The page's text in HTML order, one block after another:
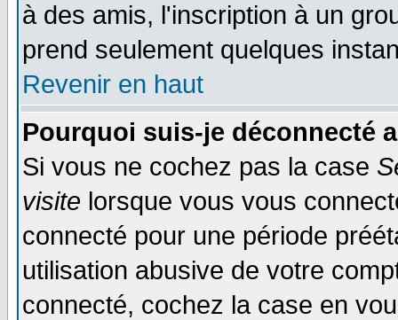
à des amis, l'inscription à un
prend seulement quelques
Revenir en haut
Pourquoi suis-je déconnecté
Si vous ne cochez pas la case
visite lorsque vous vous
connecté pour une période
utilisation abusive de votre
connecté, cochez la case en